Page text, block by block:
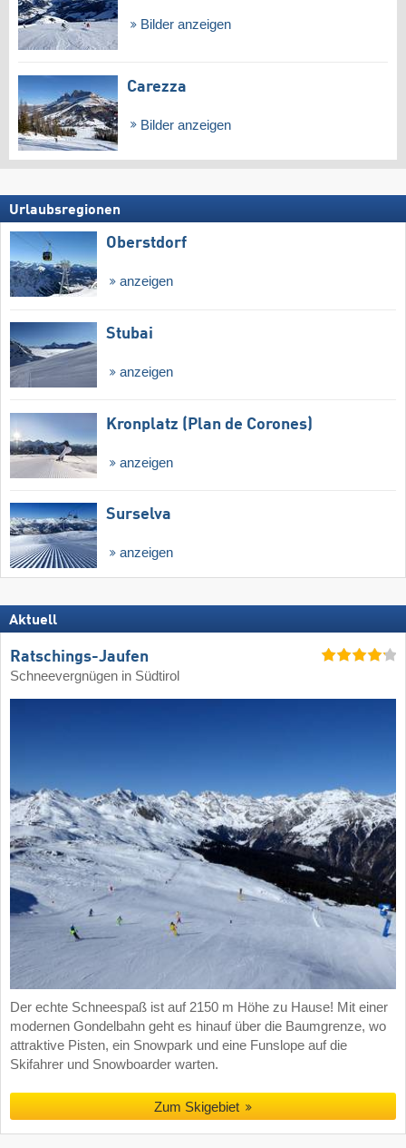
Bilder anzeigen
Carezza
Bilder anzeigen
Urlaubsregionen
Oberstdorf
anzeigen
Stubai
anzeigen
Kronplatz (Plan de Corones)
anzeigen
Surselva
anzeigen
Aktuell
Ratschings-Jaufen
Schneevergnügen in Südtirol
Der echte Schneespaß ist auf 2150 m Höhe zu Hause! Mit einer
modernen Gondelbahn geht es hinauf über die Baumgrenze, wo
attraktive Pisten, ein Snowpark und eine Funslope auf die
Skifahrer und Snowboarder warten.
Zum Skigebiet